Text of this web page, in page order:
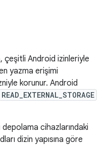
çeşitli Android izinleriyle
yazma erişimi
korunur. Android
READ_EXTERNAL_STORAGE
cihazlarındaki
dizin yapısına göre